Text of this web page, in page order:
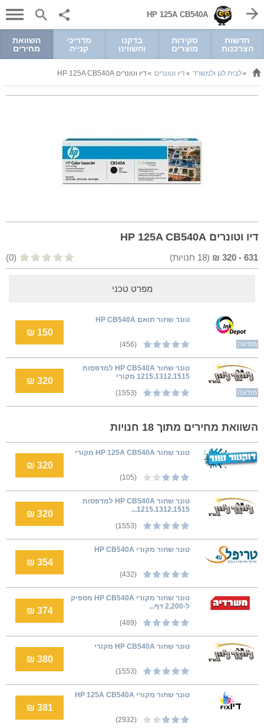
HP 125A CB540A
חדשות
הצרכנות
סקירות
מוצרים
בדקנו
והשווינו
מדריכי
קנייה
השוואת
מחירים
>לבית לגן ולמשרד >דיו וטונרים >דיו וטונרים HP 125A CB540A
דיו וטונרים HP 125A CB540A
631
-
320
₪
(
18 חנויות) (0)
מפרט טכני
מודעה
טונר שחור תואם HP CB540A
(456)
150 ₪
מודעה
טונר שחור HP CB540A למדפסות
1215.1312.1515 מקורי
(1553)
320 ₪
השוואת מחירים מתוך 18 חנויות
טונר ‏שחור HP 125A CB540A מקורי
(105)
320 ₪
טונר שחור HP CB540A למדפסות
1215.1312.1515...
(1553)
320 ₪
טונר שחור מקורי HP CB540A
(432)
354 ₪
טונר שחור מקורי HP CB540A מספיק
ל-2,200 דף...
(489)
374 ₪
טונר שחור HP CB540A מקורי
(1553)
380 ₪
טונר שחור מקורי HP 125A CB540A
(2932)
381 ₪